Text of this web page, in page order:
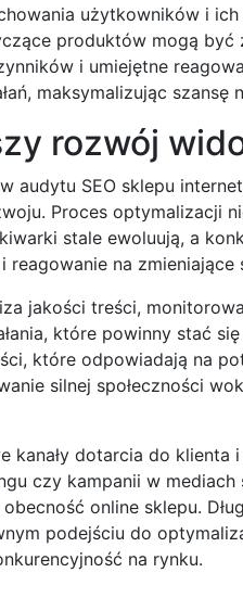
użytkowników i
produktów mogą być
i umiejętne
maksymalizując
rozwój
audytu SEO sklepu
Proces optymalizacji
stale ewoluują, a
na zmieniające
jakości treści,
które powinny stać
które odpowiadają na
silnej społeczności
kanały dotarcia do klienta
czy kampanii w
online sklepu.
podejściu do
na rynku.